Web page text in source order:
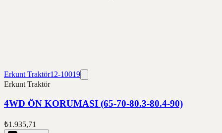
Erkunt Traktör12-10019
Erkunt Traktör
4WD ÖN KORUMASI (65-70-80.3-80.4-90)
₺1.935,71